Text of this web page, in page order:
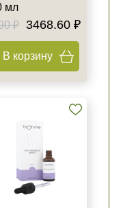
мл
₽
3468.60 ₽
В корзину